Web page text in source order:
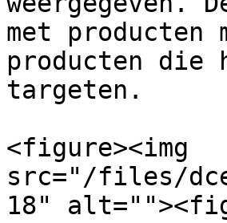
met
producten die
targeten.
<figure><img
src="/files/
18"